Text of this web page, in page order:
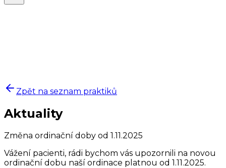
Zpět na seznam praktiků
Aktuality
Změna ordinační doby od 1.11.2025
Vážení pacienti, rádi bychom vás upozornili na novou
ordinační dobu naší ordinace platnou od 1.11.2025.